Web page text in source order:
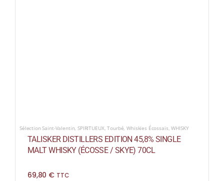
Sélection Saint-Valentin,SPIRITUEUX,Tourbé,Whiskies Écossais,WHISKY
TALISKER DISTILLERS EDITION 45,8% SINGLE
MALT WHISKY (ÉCOSSE / SKYE) 70CL
69,80 € TTC